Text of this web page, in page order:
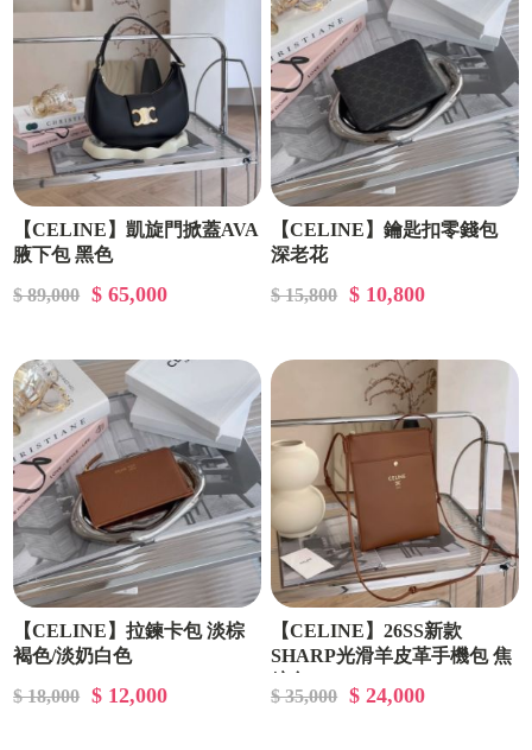
【CELINE】凱旋門掀蓋AVA
腋下包 黑色
$ 89,000
$ 65,000
【CELINE】鑰匙扣零錢包
深老花
$ 15,800
$ 10,800
【CELINE】拉鍊卡包 淡棕
褐色/淡奶白色
$ 18,000
$ 12,000
【CELINE】26SS新款
SHARP光滑羊皮革手機包 焦
$ 35,000 $ 24,000